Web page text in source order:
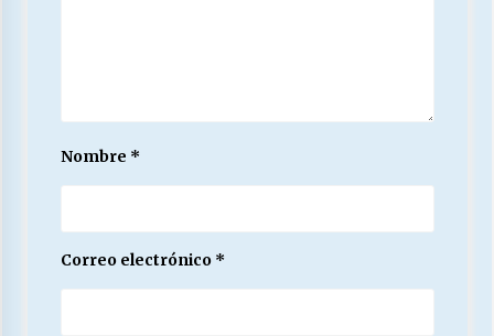
Nombre *
Correo electrónico *